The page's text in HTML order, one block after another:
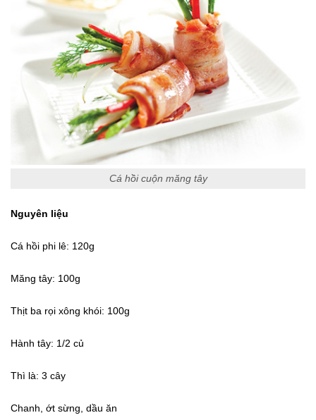
Cá hồi cuộn măng tây
Nguyên liệu
Cá hồi phi lê: 120g
Măng tây: 100g
Thịt ba rọi xông khói: 100g
Hành tây: 1/2 củ
Thì là: 3 cây
Chanh, ớt sừng, dầu ăn